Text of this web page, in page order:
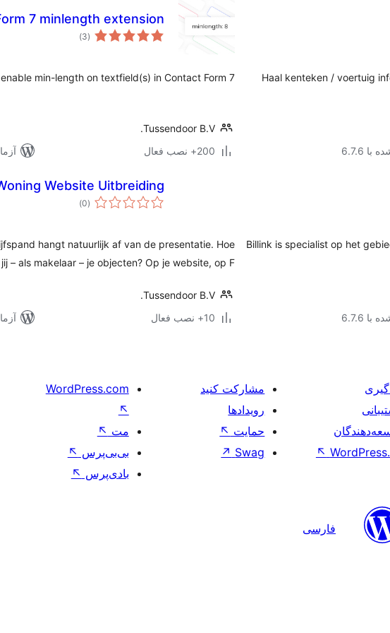
Haal kenteken / voertuig
6.7.6
7 minlength extension
(3 مجموع
امتیازها)
min-length on textfield(s) in Contact Form 7
Tussendoor B.V.
200+ نصب فعال
Billink is specialist op het
6.7.6
Website Uitbreiding
(0 مجموع
امتیازها
)
hangt natuurlijk af van de presentatie. Hoe
– als makelaar – je objecten? Op je website, op F …
Tussendoor B.V.
10+ نصب فعال
↖
مشارکت کنید
رویدادها
حمایت ↖
Swag
↗
WordPress.com
↖
مت ↖
بی‌بی‌پرس ↖
بادی‌پرس ↖
فارسی